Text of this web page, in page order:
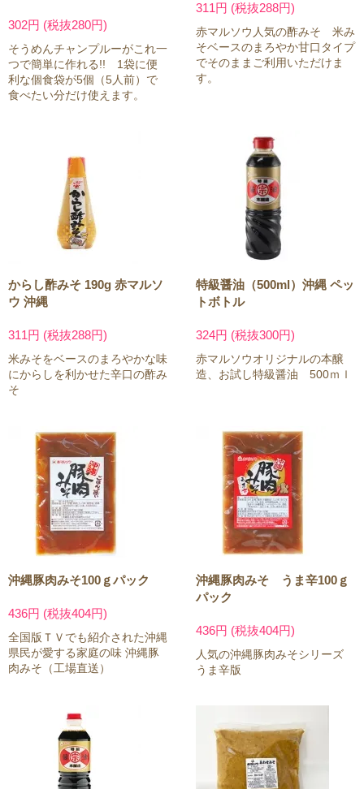
302円 (税抜280円)
そうめんチャンプルーがこれ一
つで簡単に作れる!! 1袋に便
利な個食袋が5個（5人前）で
食べたい分だけ使えます。
311円 (税抜288円)
赤マルソウ人気の酢みそ 米み
そベースのまろやか甘口タイプ
でそのままご利用いただけま
す。
からし酢みそ 190g 赤マルソ
ウ 沖縄
311円 (税抜288円)
米みそをベースのまろやかな味
にからしを利かせた辛口の酢み
そ
特級醤油（500ml）沖縄 ペッ
トボトル
324円 (税抜300円)
赤マルソウオリジナルの本醸
造、お試し特級醤油 500ｍｌ
沖縄豚肉みそ100ｇパック
436円 (税抜404円)
全国版ＴＶでも紹介された沖縄
県民が愛する家庭の味 沖縄豚
肉みそ（工場直送）
沖縄豚肉みそ うま辛100ｇ
パック
436円 (税抜404円)
人気の沖縄豚肉みそシリーズ
うま辛版